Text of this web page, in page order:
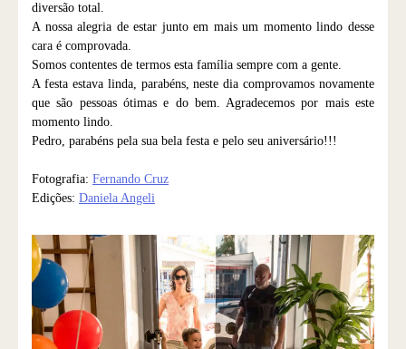
diversão total.
A nossa alegria de estar junto em mais um momento lindo desse
cara é comprovada.
Somos contentes de termos esta família sempre com a gente.
A festa estava linda, parabéns, neste dia comprovamos novamente
que são pessoas ótimas e do bem. Agradecemos por mais este
momento lindo.
Pedro, parabéns pela sua bela festa e pelo seu aniversário!!!
Fotografia: Fernando Cruz
Edições: Daniela Angeli